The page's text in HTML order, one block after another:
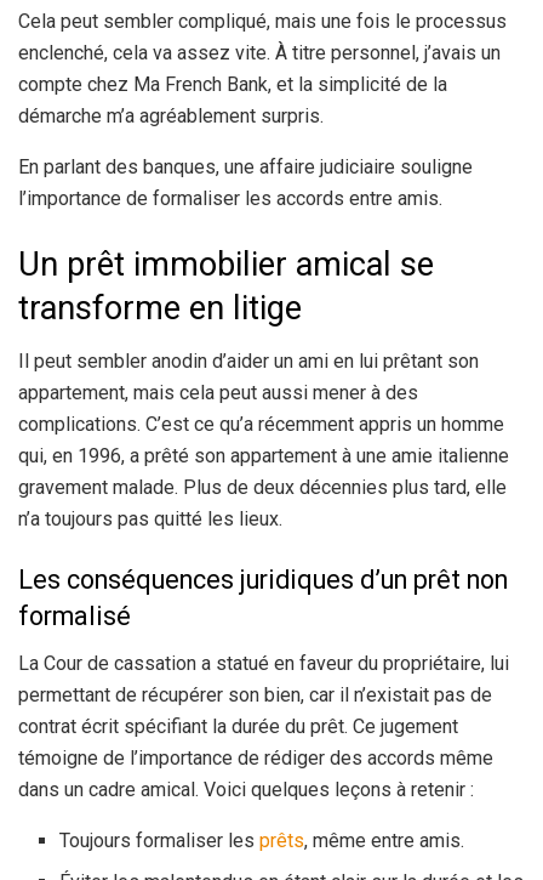
Cela peut sembler compliqué, mais une fois le processus
enclenché, cela va assez vite. À titre personnel, j’avais un
compte chez Ma French Bank, et la simplicité de la
démarche m’a agréablement surpris.
En parlant des banques, une affaire judiciaire souligne
l’importance de formaliser les accords entre amis.
Un prêt immobilier amical se
transforme en litige
Il peut sembler anodin d’aider un ami en lui prêtant son
appartement, mais cela peut aussi mener à des
complications. C’est ce qu’a récemment appris un homme
qui, en 1996, a prêté son appartement à une amie italienne
gravement malade. Plus de deux décennies plus tard, elle
n’a toujours pas quitté les lieux.
Les conséquences juridiques d’un prêt non
formalisé
La Cour de cassation a statué en faveur du propriétaire, lui
permettant de récupérer son bien, car il n’existait pas de
contrat écrit spécifiant la durée du prêt. Ce jugement
témoigne de l’importance de rédiger des accords même
dans un cadre amical. Voici quelques leçons à retenir :
Toujours formaliser lesprêts, même entre amis.